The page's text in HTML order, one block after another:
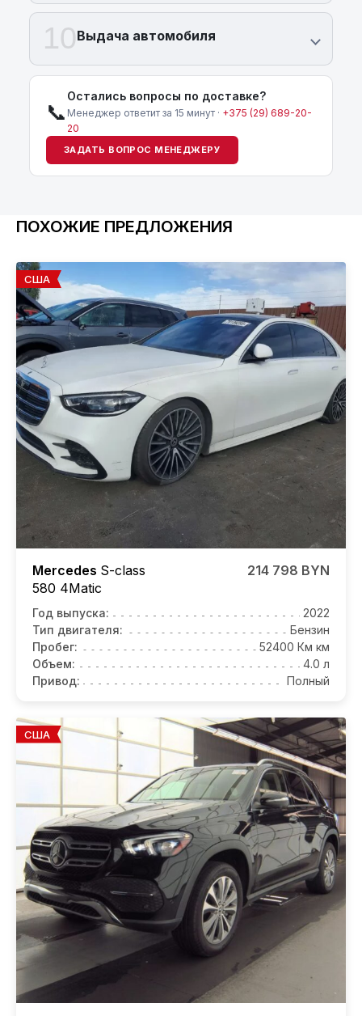
10Выдача автомобиля
📞
Остались вопросы по доставке?
Менеджер ответит за 15 минут · +375 (29) 689-20-
20
ЗАДАТЬ ВОПРОС МЕНЕДЖЕРУ
ПОХОЖИЕ ПРЕДЛОЖЕНИЯ
США
Mercedes S-class
580 4Matic
214 798 BYN
Год выпуска:
2022
Тип двигателя:
Бензин
Пробег:
52400 Км км
Объем:
4.0 л
Привод:
Полный
США